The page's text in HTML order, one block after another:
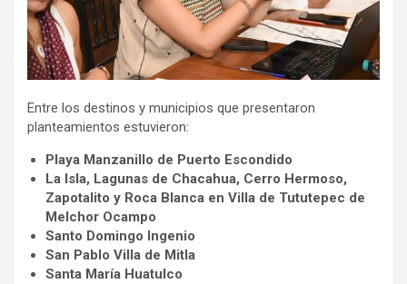
Entre los destinos y municipios que presentaron
planteamientos estuvieron:
Playa Manzanillo de Puerto Escondido
La Isla, Lagunas de Chacahua, Cerro Hermoso,
Zapotalito y Roca Blanca en Villa de Tututepec de
Melchor Ocampo
Santo Domingo Ingenio
San Pablo Villa de Mitla
Santa María Huatulco